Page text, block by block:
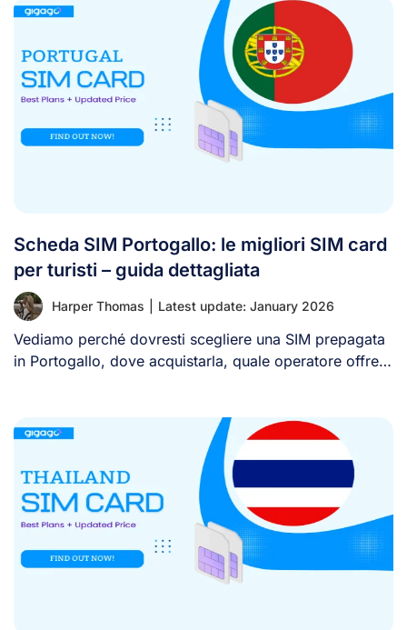
Scheda SIM Portogallo: le migliori SIM card
per turisti – guida dettagliata
Harper Thomas Latest update: January 2026
Vediamo perché dovresti scegliere una SIM prepagata
in Portogallo, dove acquistarla, quale operatore offre